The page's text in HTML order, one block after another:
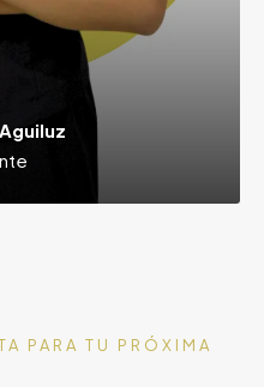
PARA TU PRÓXIMA